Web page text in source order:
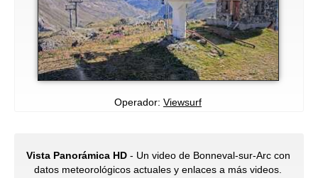
Operador: Viewsurf
Vista Panorámica HD- Un video de Bonneval-sur-Arc con
datos meteorológicos actuales y enlaces a más videos.